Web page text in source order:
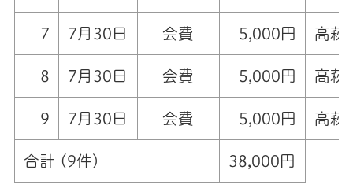
7 7月30日 会費 5,000円 高萩
8 7月30日 会費 5,000円 高萩
9 7月30日 会費 5,000円 高萩
合計 (9件) 38,000円